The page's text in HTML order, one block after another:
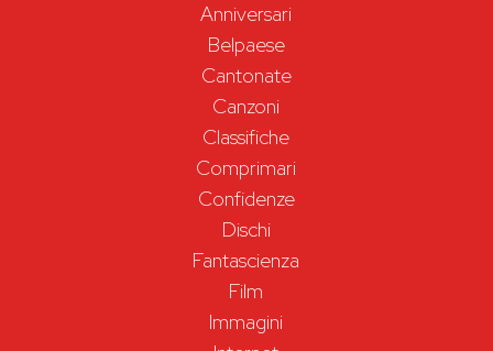
Anniversari
Belpaese
Cantonate
Canzoni
Classifiche
Comprimari
Confidenze
Dischi
Fantascienza
Film
Immagini